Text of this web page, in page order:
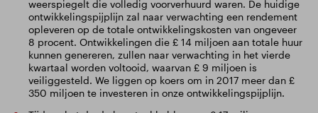
weerspiegelt die volledig voorverhuurd waren. De huidige
ontwikkelingspijplijn zal naar verwachting een rendement
opleveren op de totale ontwikkelingskosten van ongeveer
8 procent. Ontwikkelingen die £ 14 miljoen aan totale huur
kunnen genereren, zullen naar verwachting in het vierde
kwartaal worden voltooid, waarvan £ 9 miljoen is
veiliggesteld. We liggen op koers om in 2017 meer dan £
350 miljoen te investeren in onze ontwikkelingspijplijn.